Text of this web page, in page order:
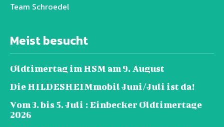
Team Schroedel
Meist besucht
Oldtimertag im HSM am 9. August
Die HILDESHEIMmobil Juni/Juli ist da!
Vom 3. bis 5. Juli : Einbecker Oldtimertage
2026